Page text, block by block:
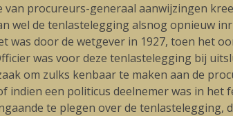
van procureurs-generaal aanwijzingen
wel de tenlastelegging alsnog opnieuw
was door de wetgever in 1927, toen het
was voor deze tenlastelegging bij
om zulks kenbaar te maken aan de
indien een politicus deelnemer was in
te plegen over de